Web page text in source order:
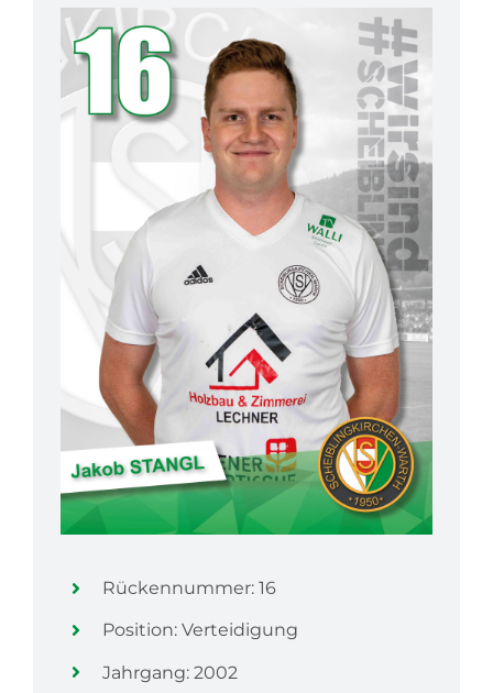
Rückennummer: 16
Position: Verteidigung
Jahrgang: 2002